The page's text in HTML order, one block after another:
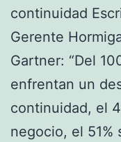
continuidad
Gerente
Gartner: “Del
enfrentan un
continuidad, el
negocio, el